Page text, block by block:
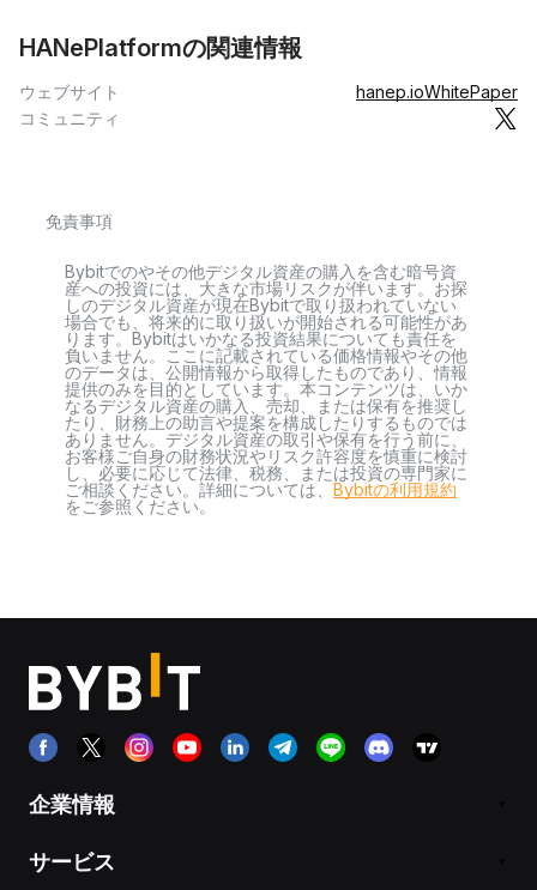
HANePlatformの関連情報
ウェブサイト hanep.ioWhitePaper
コミュニティ
免責事項
Bybitでのやその他デジタル資産の購入を含む暗号資
産への投資には、大きな市場リスクが伴います。お探
しのデジタル資産が現在Bybitで取り扱われていない
場合でも、将来的に取り扱いが開始される可能性があ
ります。Bybitはいかなる投資結果についても責任を
負いません。ここに記載されている価格情報やその他
のデータは、公開情報から取得したものであり、情報
提供のみを目的としています。本コンテンツは、いか
なるデジタル資産の購入、売却、または保有を推奨し
たり、財務上の助言や提案を構成したりするものでは
ありません。デジタル資産の取引や保有を行う前に、
お客様ご自身の財務状況やリスク許容度を慎重に検討
し、必要に応じて法律、税務、または投資の専門家に
ご相談ください。詳細については、 Bybitの利用規約
をご参照ください。
企業情報
サービス